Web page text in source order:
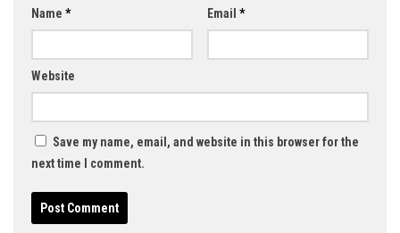
Name * Email *
Website
Save my name, email, and website in this browser for the
next time I comment.